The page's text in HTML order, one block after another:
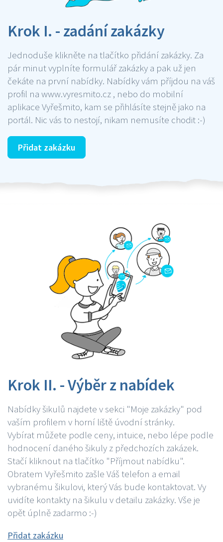
Krok I. - zadání zakázky
Jednoduše klikněte na tlačítko přidání zakázky. Za
pár minut vyplníte formulář zakázky a pak už jen
čekáte na první nabídky. Nabídky vám příjdou na váš
profil na www.vyresmito.cz , nebo do mobilní
aplikace Vyřešmito, kam se přihlásíte stejně jako na
portál. Nic vás to nestojí, nikam nemusíte chodit :-)
Přidat zakázku
Krok II. - Výběr z nabídek
Nabídky šikulů najdete v sekci "Moje zakázky" pod
vaším profilem v horní liště úvodní stránky.
Vybírat můžete podle ceny, intuice, nebo lépe podle
hodnocení daného šikuly z předchozích zakázek.
Stačí kliknout na tlačítko "Příjmout nabídku".
Obratem Vyřešmito zašle Váš telefon a email
vybranému šikulovi, který Vás bude kontaktovat. Vy
uvidíte kontakty na šikulu v detailu zakázky. Vše je
opět úplně zadarmo :-)
Přidat zakázku